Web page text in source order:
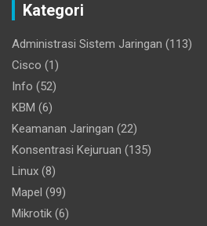
Kategori
Administrasi Sistem Jaringan (113)
Cisco (1)
Info (52)
KBM (6)
Keamanan Jaringan (22)
Konsentrasi Kejuruan (135)
Linux (8)
Mapel (99)
Mikrotik (6)